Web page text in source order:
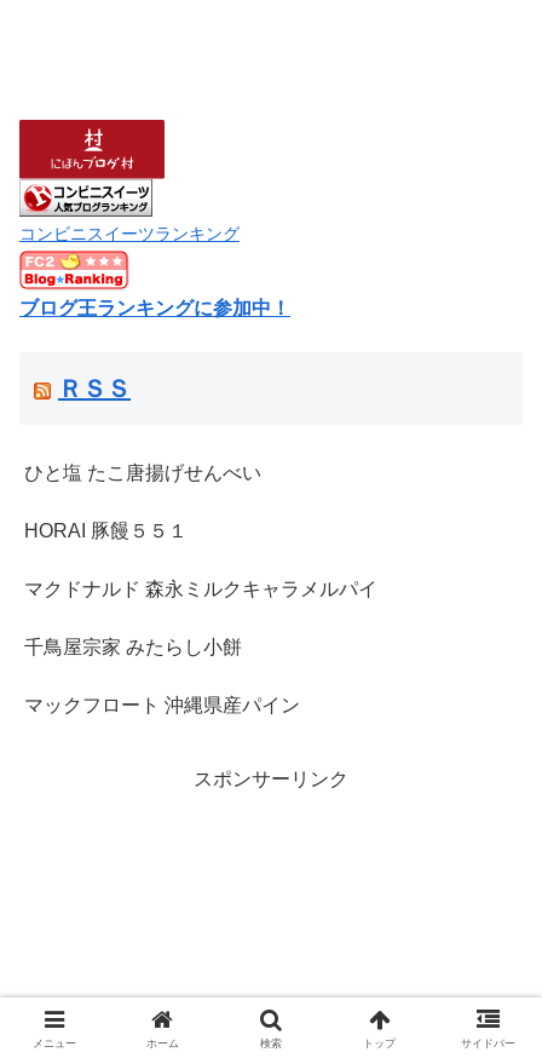
コンビニスイーツランキング
ブログ王ランキングに参加中！
ＲＳＳ
ひと塩 たこ唐揚げせんべい
HORAI 豚饅５５１
マクドナルド 森永ミルクキャラメルパイ
千鳥屋宗家 みたらし小餅
マックフロート 沖縄県産パイン
スポンサーリンク
メニュー ホーム 検索 トップ サイドバー